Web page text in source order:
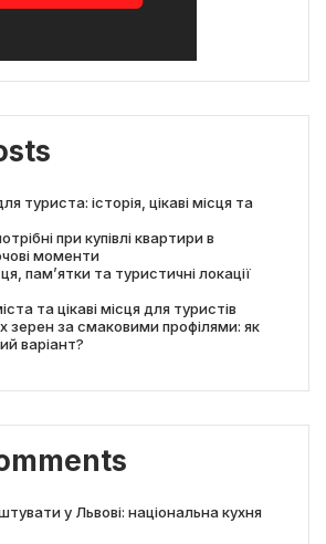
туриста: історія, цікаві місця та
при купівлі квартири в
моменти
пам’ятки та туристичні локації
та цікаві місця для туристів
зерен за смаковими профілями: як
варіант?
у Львові: національна кухня